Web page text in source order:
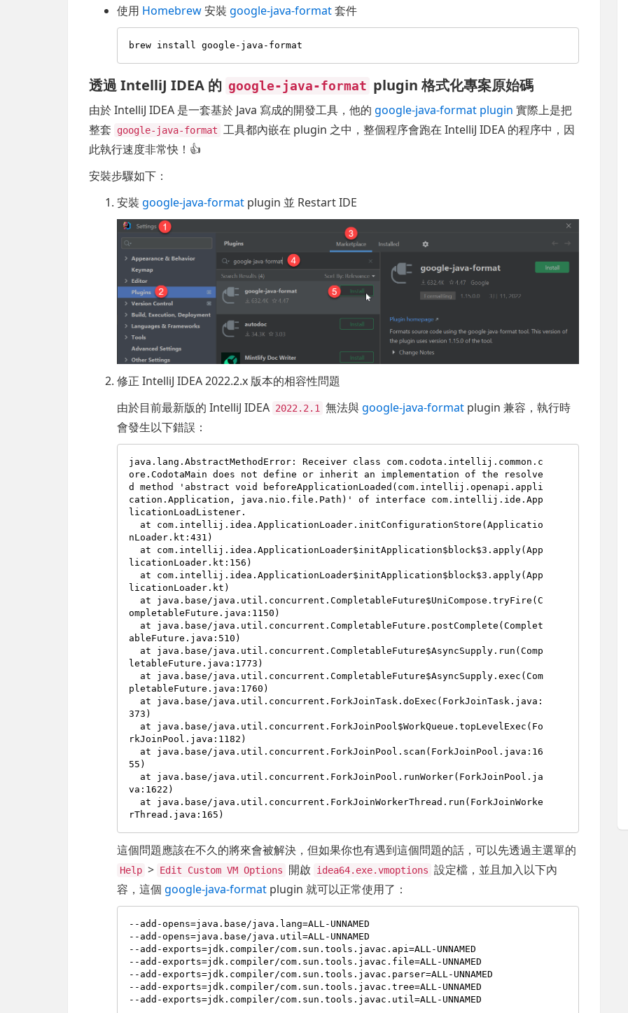
使用 Homebrew安裝google-java-format套件
透過 IntelliJ IDEA 的 google-java-format plugin 格式化專案原始碼
由於 IntelliJ IDEA 是一套基於 Java 寫成的開發工具，他的google-java-format plugin 實際上是把
整套
google-java-format 工具都內嵌在 plugin 之中，整個程序會跑在 IntelliJ IDEA 的程序中，因
此執行速度非常快！👍
安裝步驟如下：
安裝google-java-format plugin 並 Restart IDE
修正 IntelliJ IDEA 2022.2.x 版本的相容性問題
由於目前最新版的 IntelliJ IDEA 2022.2.1 無法與google-java-format plugin 兼容，執行時
會發生以下錯誤：
java.lang.AbstractMethodError: Receiver class com.codota.intellij.common.c
ore.CodotaMain does not define or inherit an implementation of the resolve
d method 'abstract void beforeApplicationLoaded(com.intellij.openapi.appli
cation.Application, java.nio.file.Path)' of interface com.intellij.ide.App
licationLoadListener.
nLoader.kt:431)
licationLoader.kt:156)
licationLoader.kt)
ompletableFuture.java:1150)
ableFuture.java:510)
letableFuture.java:1773)
pletableFuture.java:1760)
373)
rkJoinPool.java:1182)
55)
va:1622)
這個問題應該在不久的將來會被解決，但如果你也有遇到這個問題的話，可以先透過主選單的
Help > Edit Custom VM Options 開啟 idea64.exe.vmoptions 設定檔，並且加入以下內
容，這個google-java-format plugin 就可以正常使用了：
--add-opens=java.base/java.lang=ALL-UNNAMED
--add-opens=java.base/java.util=ALL-UNNAMED
--add-exports=jdk.compiler/com.sun.tools.javac.api=ALL-UNNAMED
--add-exports=jdk.compiler/com.sun.tools.javac.file=ALL-UNNAMED
--add-exports=jdk.compiler/com.sun.tools.javac.parser=ALL-UNNAMED
--add-exports=jdk.compiler/com.sun.tools.javac.tree=ALL-UNNAMED